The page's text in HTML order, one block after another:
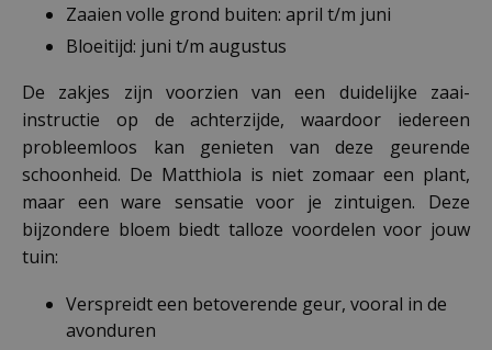
Zaaien volle grond buiten: april t/m juni
Bloeitijd: juni t/m augustus
De zakjes zijn voorzien van een duidelijke zaai-
instructie op de achterzijde, waardoor iedereen
probleemloos kan genieten van deze geurende
schoonheid. De Matthiola is niet zomaar een plant,
maar een ware sensatie voor je zintuigen. Deze
bijzondere bloem biedt talloze voordelen voor jouw
tuin:
Verspreidt een betoverende geur, vooral in de
avonduren